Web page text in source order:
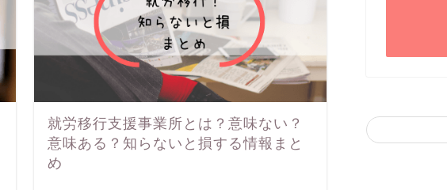
就労移行支援事業所とは？意味ない？
意味ある？知らないと損する情報まと
め